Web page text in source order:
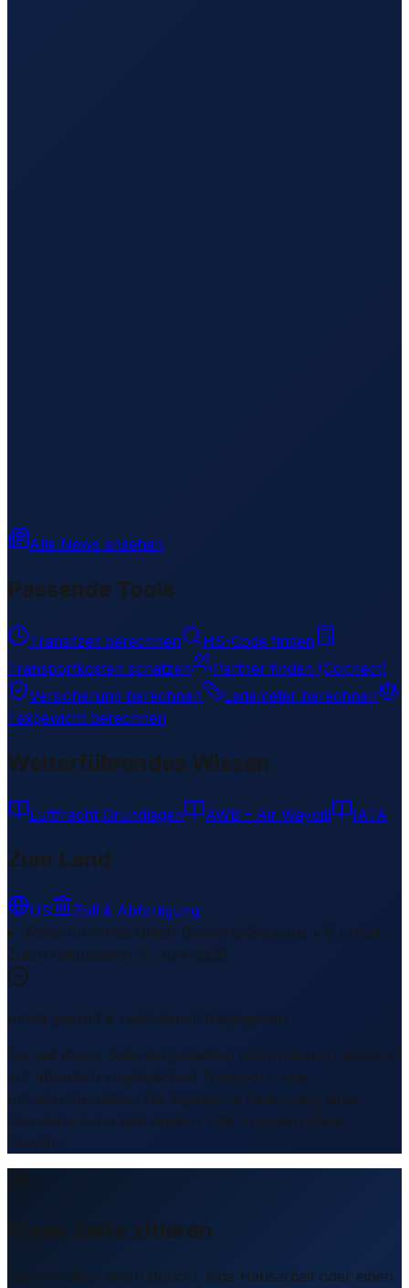
Alle News ansehen
Passende Tools
Transitzeit berechnen
HS-Code finden
Transportkosten schätzen
Partner finden (Connect)
Versicherung berechnen
Lademeter berechnen
Taxgewicht berechnen
Weiterführendes Wissen
Luftfracht Grundlagen AWB – Air Waybill IATA
Zum Land
US
Zoll & Abfertigung
Weiterführende Links1 Bereiche/Sections • 8 Links▾
Zuletzt aktualisiert: 5. Juni 2026
Inhalt geprüft & redaktionell freigegeben
Die auf dieser Seite dargestellten Informationen basieren
auf öffentlich zugänglichen Transport- und
Infrastrukturdaten. Die logistische Bedeutung eines
Standorts kann sich ändern. Alle Angaben ohne
Gewähr.
Diese Seite zitieren
Sie schreiben einen Bericht, eine Hausarbeit oder einen